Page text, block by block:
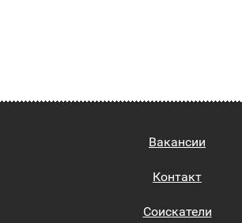
Вакансии
Контакт
Соискатели